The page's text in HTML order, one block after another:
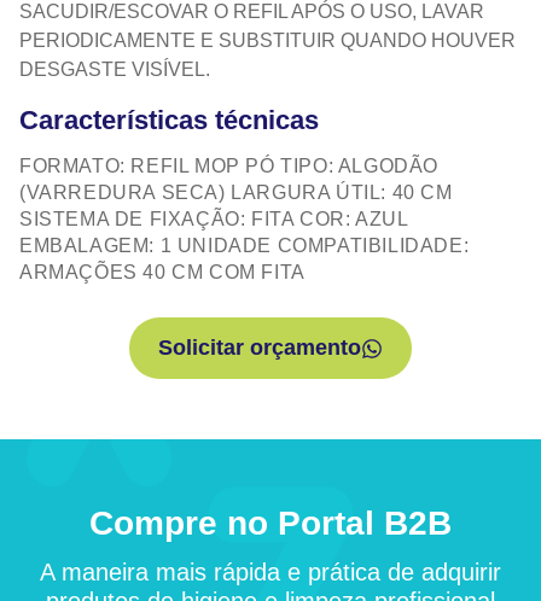
SACUDIR/ESCOVAR O REFIL APÓS O USO, LAVAR
PERIODICAMENTE E SUBSTITUIR QUANDO HOUVER
DESGASTE VISÍVEL.
Características técnicas
FORMATO: REFIL MOP PÓ TIPO: ALGODÃO
(VARREDURA SECA) LARGURA ÚTIL: 40 CM
SISTEMA DE FIXAÇÃO: FITA COR: AZUL
EMBALAGEM: 1 UNIDADE COMPATIBILIDADE:
ARMAÇÕES 40 CM COM FITA
Solicitar orçamento
Compre no Portal B2B
A maneira mais rápida e prática de adquirir